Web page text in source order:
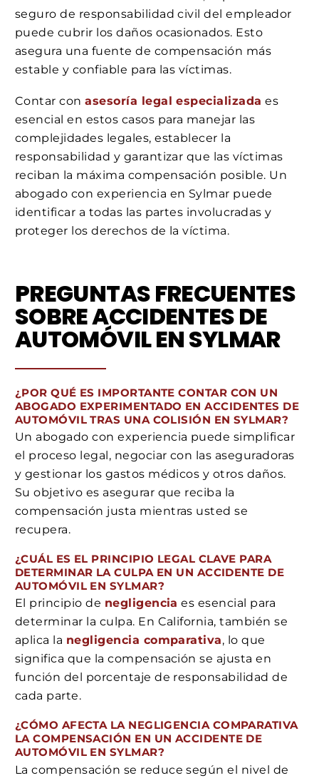
seguro de responsabilidad civil del empleador
puede cubrir los daños ocasionados. Esto
asegura una fuente de compensación más
estable y confiable para las víctimas.
Contar conasesoría legal especializada es
esencial en estos casos para manejar las
complejidades legales, establecer la
responsabilidad y garantizar que las víctimas
reciban la máxima compensación posible. Un
abogado con experiencia en Sylmar puede
identificar a todas las partes involucradas y
proteger los derechos de la víctima.
PREGUNTAS FRECUENTES
SOBRE ACCIDENTES DE
AUTOMÓVIL EN SYLMAR
¿POR QUÉ ES IMPORTANTE CONTAR CON UN
ABOGADO EXPERIMENTADO EN ACCIDENTES DE
AUTOMÓVIL TRAS UNA COLISIÓN EN SYLMAR?
Un abogado con experiencia puede simplificar
el proceso legal, negociar con las aseguradoras
y gestionar los gastos médicos y otros daños.
Su objetivo es asegurar que reciba la
compensación justa mientras usted se
recupera.
¿CUÁL ES EL PRINCIPIO LEGAL CLAVE PARA
DETERMINAR LA CULPA EN UN ACCIDENTE DE
AUTOMÓVIL EN SYLMAR?
El principio de negligencia es esencial para
determinar la culpa. En California, también se
aplica la negligencia comparativa, lo que
significa que la compensación se ajusta en
función del porcentaje de responsabilidad de
cada parte.
¿CÓMO AFECTA LA NEGLIGENCIA COMPARATIVA
LA COMPENSACIÓN EN UN ACCIDENTE DE
AUTOMÓVIL EN SYLMAR?
La compensación se reduce según el nivel de